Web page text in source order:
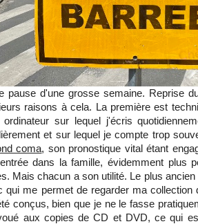
pause d'une grosse semaine. Reprise
raisons à cela. La première est
ordinateur sur lequel j'écris
et sur lequel je compte trop
coma, son pronostique vital étant
dans la famille, évidemment plus
Mais chacun a son utilité. Le plus
qui me permet de regarder ma
conçus, bien que je ne le fasse
aux copies de CD et DVD, ce qui